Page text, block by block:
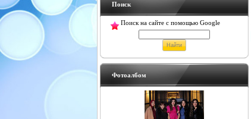
Поиск
Поиск на сайте с помощью Google
Фотоалбом